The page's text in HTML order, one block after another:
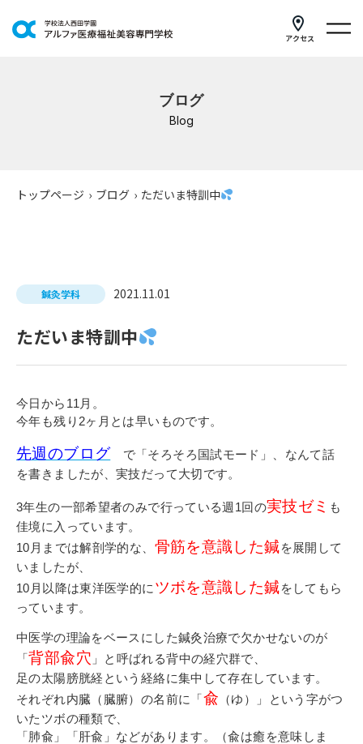
アクセス
研修・講座
公共職業訓練
よくあるご質問
在校生の皆さまへ
新着情報
ブログ
コラム
お問い合わせ
資料請求
インターネット出願
教職員採用情報
その他
ブログ
Blog
トップページ › ブログ › ただいま特訓中
鍼灸学科 2021.11.01
ただいま特訓中
今日から11月。
今年も残り2ヶ月とは早いものです。
先週のブログ で「そろそろ国試モード」、なんて話
を書きましたが、実技だって大切です。
3年生の一部希望者のみで行っている週1回の実技ゼミ も
佳境に入っています。
10月までは解剖学的な、 骨筋を意識した鍼を展開して
いましたが、
10月以降は東洋医学的に ツボを意識した鍼をしてもら
っています。
中医学の理論をベースにした鍼灸治療で欠かせないのが
「背部兪穴 」と呼ばれる背中の経穴群で、
足の太陽膀胱経という経絡に集中して存在しています。
それぞれ内臓（臓腑）の名前に「兪 （ゆ）」という字がつ
いたツボの種類で、
「肺兪」「肝兪」などがあります。（兪は癒を意味しま